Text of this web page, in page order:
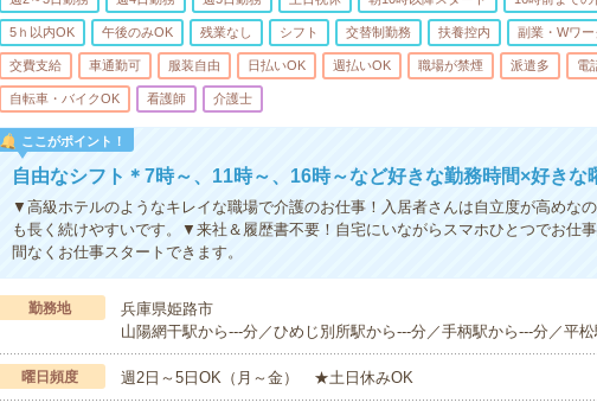
5ｈ以内OK 午後のみOK 残業なし シフト 交替制勤務 扶養控内 副業・Wワー
交費支給 車通勤可 服装自由 日払いOK 週払いOK 職場が禁煙 派遣多 電
自転車・バイクOK 看護師 介護士
ここがポイント！
自由なシフト＊7時～、11時～、16時～など好きな勤務時間×好きな
▼高級ホテルのようなキレイな職場で介護のお仕事！入居者さんは自立度が高めな
も長く続けやすいです。▼来社＆履歴書不要！自宅にいながらスマホひとつでお仕
間なくお仕事スタートできます。
勤務地
兵庫県姫路市
山陽網干駅から---分／ひめじ別所駅から---分／手柄駅から---分／平
曜日頻度 週2日～5日OK（月～金） ★土日休みOK